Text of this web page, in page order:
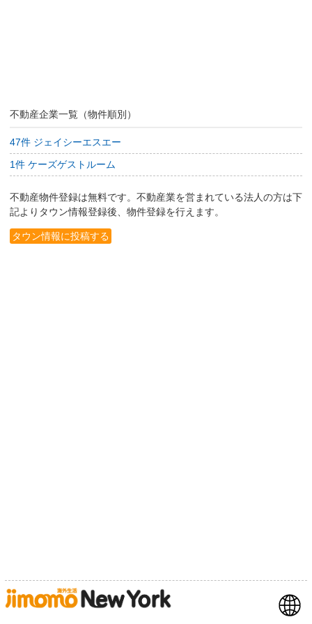
不動産企業一覧（物件順別）
47件 ジェイシーエスエー
1件 ケーズゲストルーム
不動産物件登録は無料です。不動産業を営まれている法人の方は下
記よりタウン情報登録後、物件登録を行えます。
タウン情報に投稿する